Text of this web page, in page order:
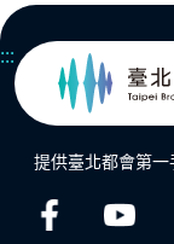
:::
提供臺北都會第一